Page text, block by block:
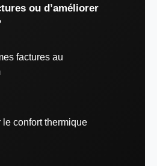
ou d’améliorer
factures au
le confort thermique